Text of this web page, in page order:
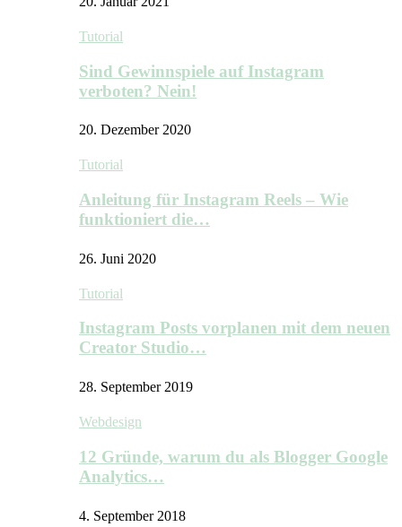
Tutorial
Sind Gewinnspiele auf Instagram
verboten? Nein!
20. Dezember 2020
Tutorial
Anleitung für Instagram Reels – Wie
funktioniert die…
26. Juni 2020
Tutorial
Instagram Posts vorplanen mit dem neuen
Creator Studio…
28. September 2019
Webdesign
12 Gründe, warum du als Blogger Google
Analytics…
4. September 2018